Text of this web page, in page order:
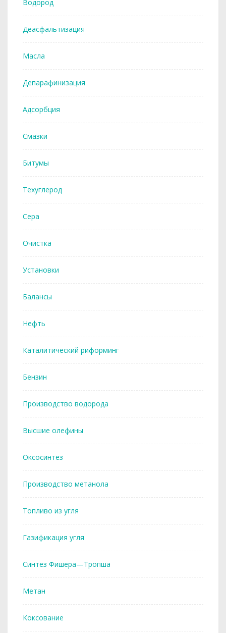
Водород
Деасфальтизация
Масла
Депарафинизация
Адсорбция
Смазки
Битумы
Техуглерод
Сера
Очистка
Установки
Балансы
Нефть
Каталитический риформинг
Бензин
Производство водорода
Высшие олефины
Оксосинтез
Производство метанола
Топливо из угля
Газификация угля
Синтез Фишера—Тропша
Метан
Коксование